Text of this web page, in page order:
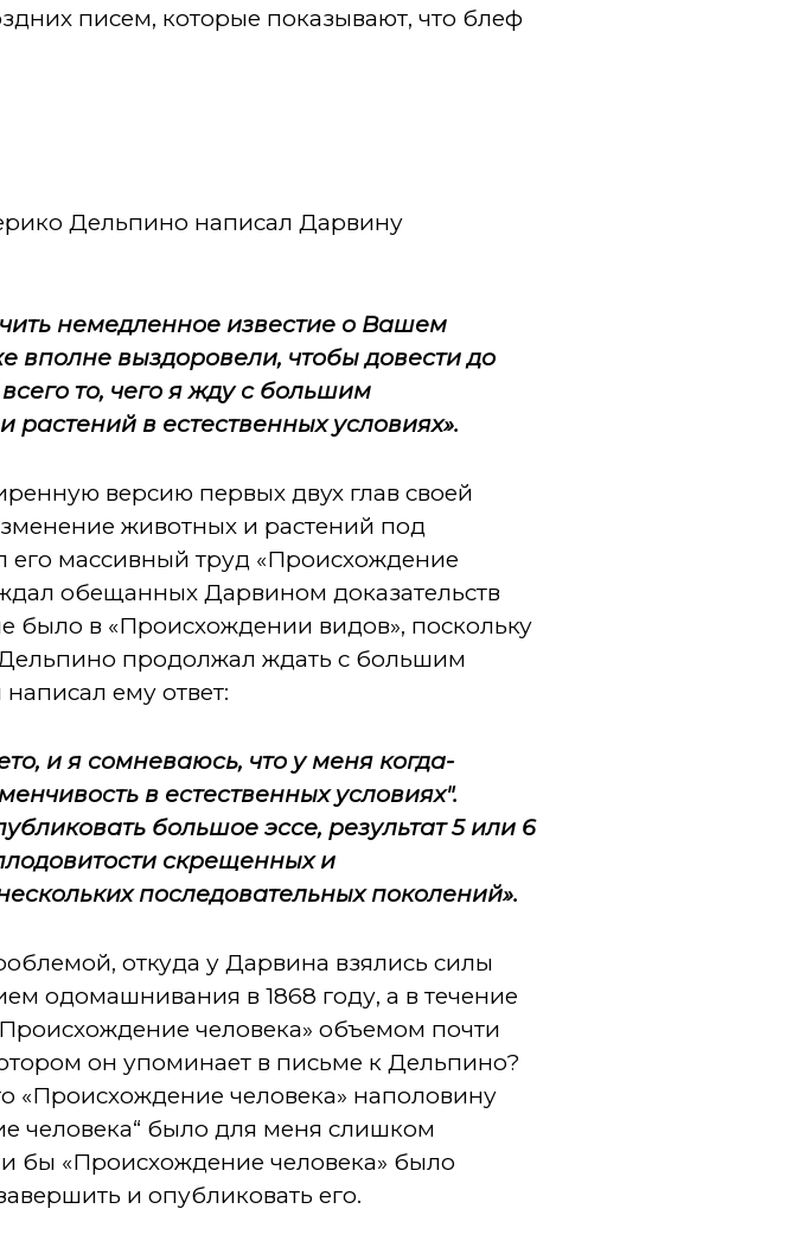
писем, которые показывают, что блеф
Дельпино написал Дарвину
немедленное известие о Вашем
вполне выздоровели, чтобы довести до
то, чего я жду с большим
в естественных условиях».
версию первых двух глав своей
животных и растений под
массивный труд «Происхождение
обещанных Дарвином доказательств
было в «Происхождении видов», поскольку
продолжал ждать с большим
ему ответ:
и я сомневаюсь, что у меня когда-
в естественных условиях".
большое эссе, результат 5 или 6
скрещенных и
последовательных поколений».
откуда у Дарвина взялись силы
одомашнивания в 1868 году, а в течение
человека» объемом почти
он упоминает в письме к Дельпино?
«Происхождение человека» наполовину
человека“ было для меня слишком
бы «Происхождение человека» было
и опубликовать его.